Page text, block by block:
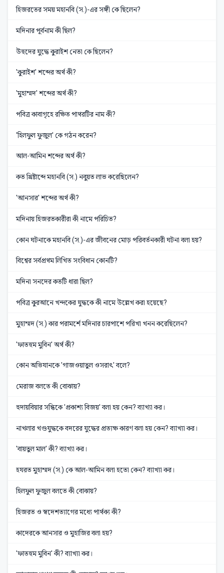
হিজরতের সময় মহানবি (স.)-এর সঙ্গী কে ছিলেন?
মদিনার পূর্বনাম কী ছিল?
উহুদের যুদ্ধে কুরাইশ নেতা কে ছিলেন?
'কুরাইশ' শব্দের অর্থ কী?
'মুহাম্মদ' শব্দের অর্থ কী?
পবিত্র কাবাগৃহে রক্ষিত পাথরটির নাম কী?
'হিলফুল ফুজুল' কে গঠন করেন?
আল-আমিন শব্দের অর্থ কী?
কত খ্রিষ্টাব্দে মহানবি (স.) নবুয়ত লাভ করেছিলেন?
'আনসার' শব্দের অর্থ কী?
মদিনায় হিজরতকারীরা কী নামে পরিচিত?
কোন ঘটনাকে মহানবি (স.)-এর জীবনের মোড় পরিবর্তনকারী ঘটনা বলা হয়?
বিশ্বের সর্বপ্রথম লিখিত সংবিধান কোনটি?
মদিনা সনদের কতটি ধারা ছিল?
পবিত্র কুরআনে খন্দকের যুদ্ধকে কী নামে উল্লেখ করা হয়েছে?
মুহাম্মদ (স.) কার পরামর্শে মদিনার চারপাশে পরিখা খনন করেছিলেন?
'ফাতহুম মুবিন' অর্থ কী?
কোন অভিযানকে 'গাজওয়াতুল ওসরাৎ' বলে?
মেরাজ বলতে কী বোঝায়?
হুদায়বিয়ার সন্ধিকে 'প্রকাশ্য বিজয়' বলা হয় কেন? ব্যাখ্যা কর।
নাখলার খণ্ডযুদ্ধকে বদরের যুদ্ধের প্রত্যক্ষ কারণ বলা হয় কেন? ব্যাখ্যা কর।
'বায়তুল মাল' কী? ব্যাখ্যা কর।
হযরত মুহাম্মদ (স.) কে আল-আমিন বলা হতো কেন? ব্যাখ্যা কর।
হিলফুল ফুজুল বলতে কী বোঝায়?
হিজরত ও স্বদেশত্যাগের মধ্যে পার্থক্য কী?
কাদেরকে আনসার ও মুহাজির বলা হয়?
'ফাতহুম মুবিন' কী? ব্যাখ্যা কর।